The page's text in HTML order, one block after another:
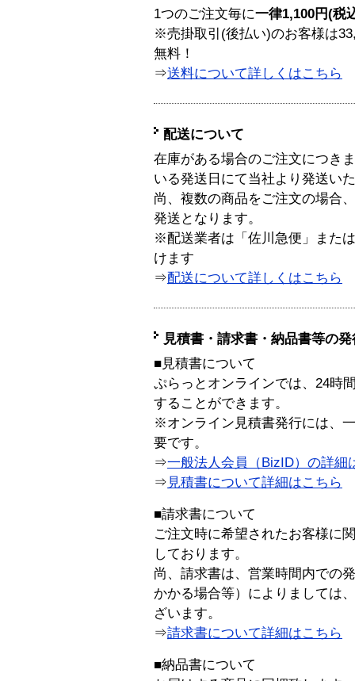
1つのご注文毎に一律1,100円(税
※売掛取引(後払い)のお客様は
無料！
⇒送料について詳しくはこちら
配送について
在庫がある場合のご注文につき
いる発送日にて当社より発送い
尚、複数の商品をご注文の場合
発送となります。
※配送業者は「佐川急便」また
けます
⇒配送について詳しくはこちら
見積書・請求書・納品書等の
■見積書について
ぷらっとオンラインでは、24時
することができます。
※オンライン見積書発行には、
要です。
⇒一般法人会員（BizID）の詳細
⇒ 見積書について詳細はこちら
■請求書について
ご注文時に希望されたお客様に
しております。
尚、請求書は、営業時間内での
かかる場合等）によりましては
ざいます。
⇒請求書について詳細はこちら
■納品書について